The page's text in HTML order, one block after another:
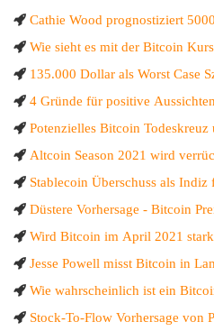
Cathie Wood prognostiziert
Wie sieht es mit der Bitcoin
135.000 Dollar als Worst Case
4 Gründe für positive
Potenzielles Bitcoin
Altcoin Season 2021 wird
Stablecoin Überschuss als Indiz
Düstere Vorhersage - Bitcoin
Wird Bitcoin im April 2021 stark
Jesse Powell misst Bitcoin in
Wie wahrscheinlich ist ein
Stock-To-Flow Vorhersage von